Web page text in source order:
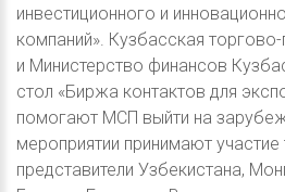
инвестиционного и
компаний». Кузбасская
и Министерство финансов
стол «Биржа контактов для
помогают МСП выйти на
мероприятии принимают
представители Узбекистана,